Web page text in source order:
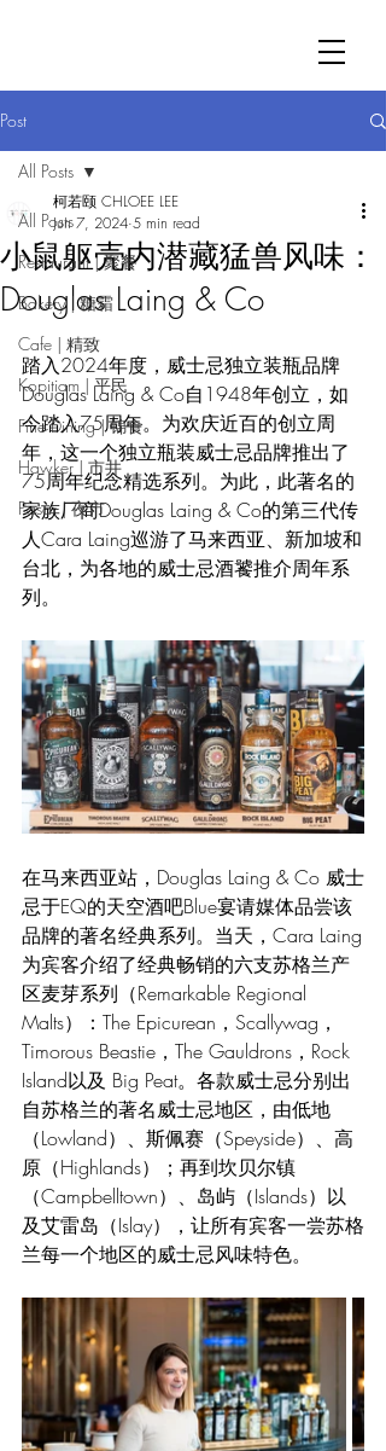
Post
All Posts
Restaurant | 聚餐
Bakery | 糖霜
Cafe | 精致
Kopitiam | 平民
Fine Dining | 锦食
Hawker | 市井
Pasar | 夜市
All Posts
小鼠躯壳内潜藏猛兽风味：
Douglas Laing & Co
柯若颐 CHLOEE LEE
Jun 7, 2024 5 min read
踏入2024年度，威士忌独立装瓶品牌
Douglas Laing & Co自1948年创立，如
今踏入75周年。为欢庆近百的创立周
年，这一个独立瓶装威士忌品牌推出了
75周年纪念精选系列。为此，此著名的
家族厂商Douglas Laing & Co的第三代传
人Cara Laing巡游了马来西亚、新加坡和
台北，为各地的威士忌酒饕推介周年系
列。
在马来西亚站，Douglas Laing & Co 威士
忌于EQ的天空酒吧Blue宴请媒体品尝该
品牌的著名经典系列。当天，Cara Laing
为宾客介绍了经典畅销的六支苏格兰产
区麦芽系列（Remarkable Regional
Malts）：The Epicurean，Scallywag，
Timorous Beastie，The Gauldrons，Rock
Island以及 Big Peat。各款威士忌分别出
自苏格兰的著名威士忌地区，由低地
（Lowland）、斯佩赛（Speyside）、高
原（Highlands）；再到坎贝尔镇
（Campbelltown）、岛屿（Islands）以
及艾雷岛（Islay），让所有宾客一尝苏格
兰每一个地区的威士忌风味特色。